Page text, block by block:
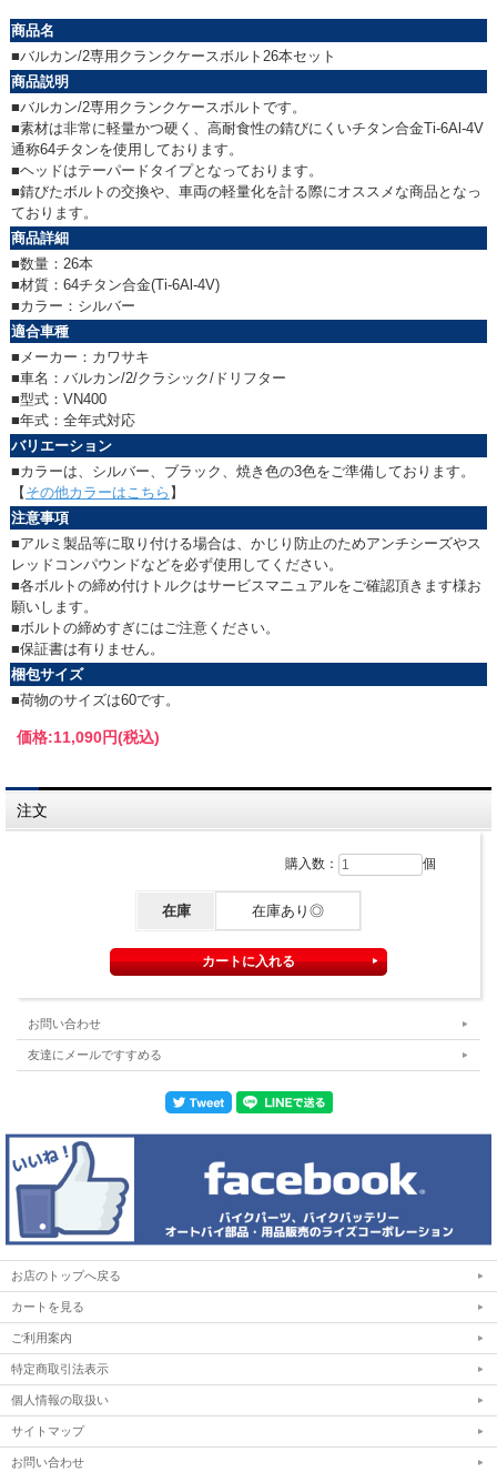
商品名
■バルカン/2専用クランクケースボルト26本セット
商品説明
■バルカン/2専用クランクケースボルトです。
■素材は非常に軽量かつ硬く、高耐食性の錆びにくいチタン合金Ti-6Al-4V
通称64チタンを使用しております。
■ヘッドはテーパードタイプとなっております。
■錆びたボルトの交換や、車両の軽量化を計る際にオススメな商品となっ
ております。
商品詳細
■数量：26本
■材質：64チタン合金(Ti-6Al-4V)
■カラー：シルバー
適合車種
■メーカー：カワサキ
■車名：バルカン/2/クラシック/ドリフター
■型式：VN400
■年式：全年式対応
バリエーション
■カラーは、シルバー、ブラック、焼き色の3色をご準備しております。
【 その他カラーはこちら 】
注意事項
■アルミ製品等に取り付ける場合は、かじり防止のためアンチシーズやス
レッドコンパウンドなどを必ず使用してください。
■各ボルトの締め付けトルクはサービスマニュアルをご確認頂きます様お
願いします。
■ボルトの締めすぎにはご注意ください。
■保証書は有りません。
梱包サイズ
■荷物のサイズは60です。
価格:11,090円(税込)
注文
購入数： 個
在庫 在庫あり◎
お問い合わせ
友達にメールですすめる
お店のトップへ戻る
カートを見る
ご利用案内
特定商取引法表示
個人情報の取扱い
サイトマップ
お問い合わせ